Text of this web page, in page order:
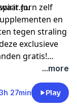
Jorn zelf
en
tegen straling
exclusieve
gratis!
...more
27min Play